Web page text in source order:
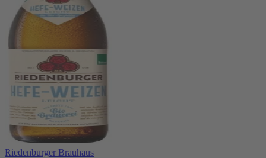
Riedenburger Brauhaus